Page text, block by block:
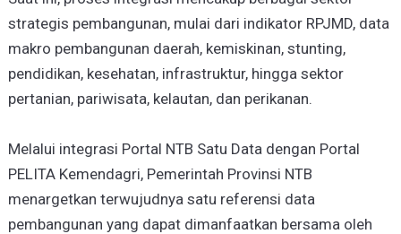
strategis pembangunan, mulai dari indikator RPJMD, data
makro pembangunan daerah, kemiskinan, stunting,
pendidikan, kesehatan, infrastruktur, hingga sektor
pertanian, pariwisata, kelautan, dan perikanan.
Melalui integrasi Portal NTB Satu Data dengan Portal
PELITA Kemendagri, Pemerintah Provinsi NTB
menargetkan terwujudnya satu referensi data
pembangunan yang dapat dimanfaatkan bersama oleh